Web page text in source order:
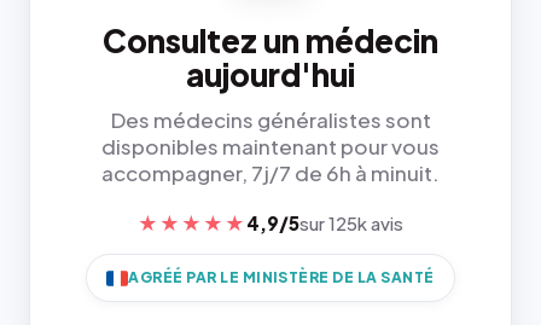
Consultez un médecin
aujourd'hui
Des médecins généralistes sont
disponibles maintenant pour vous
accompagner, 7j/7 de 6h à minuit.
★★★★★ 4,9/5sur 125k avis
AGRÉÉ PAR LE MINISTÈRE DE LA SANTÉ